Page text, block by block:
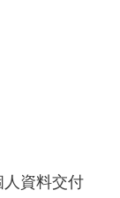
人資料交付